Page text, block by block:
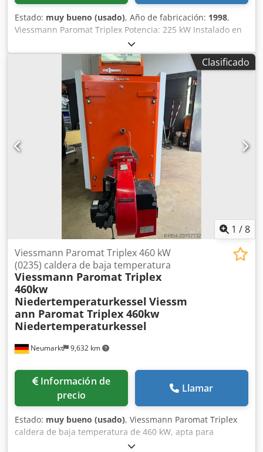
Estado: muy bueno (usado), Año de fabricación: 1998,
Viessmann Paromat Triplex Potencia: 225 kW Instalado en
un contenedor. Visita sólo por teléfono. Venta preferente a
distribuidores, comerciantes o exportación. Toda la
información sin garantía, errores y venta previa reservada.
Dksdpfx Agst Iuyfovsr El vendedor no asume ninguna
responsabilidad por errores tipográficos y de transmisión
de datos. Por supuesto, también nos encargamos de todas
las formalidades Carga posible
Clasificado
1 /8
Neumarkt 9,632 km
Viessmann Paromat Triplex 460 kW
(0235) caldera de baja temperatura
Viessmann Paromat Triplex
460kw
Niedertemperaturkessel Viessm
ann Paromat Triplex 460kw
Niedertemperaturkessel
Información de
precio
Llamar
Estado: muy bueno (usado), Viessmann Paromat Triplex
caldera de baja temperatura de 460 kW, apta para
quemador de gasóleo o gas. Dkodsx Htifspfx Agvsr